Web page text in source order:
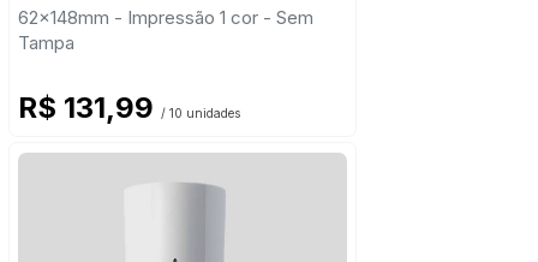
62x148mm - Impressão 1 cor - Sem
Tampa
R$ 131,99 / 10 unidades